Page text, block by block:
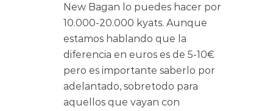
New Bagan lo puedes hacer por
10.000-20.000 kyats. Aunque
estamos hablando que la
diferencia en euros es de 5-10€
pero es importante saberlo por
adelantado, sobretodo para
aquellos que vayan con